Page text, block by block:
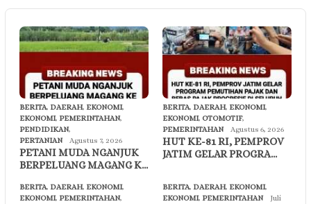
BERITA, DAERAH, EKONOMI,
EKONOMI, PEMERINTAHAN,
PENDIDIKAN,
PERTANIAN
Agustus 7, 2026
PETANI MUDA NGANJUK
BERPELUANG MAGANG K…
BERITA, DAERAH, EKONOMI,
EKONOMI, OTOMOTIF,
PEMERINTAHAN
Agustus 6, 2026
HUT KE-81 RI, PEMPROV
JATIM GELAR PROGRA…
BERITA, DAERAH, EKONOMI,
EKONOMI, PEMERINTAHAN,
BERITA, DAERAH, EKONOMI,
EKONOMI, PEMERINTAHAN
Juli